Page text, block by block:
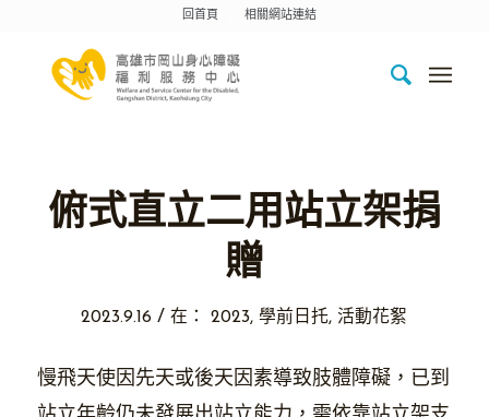
回首頁 相關網站連結
俯式直立二用站立架捐
贈
2023.9.16 / 在：2023,學前日托,活動花絮
慢飛天使因先天或後天因素導致肢體障礙，已到